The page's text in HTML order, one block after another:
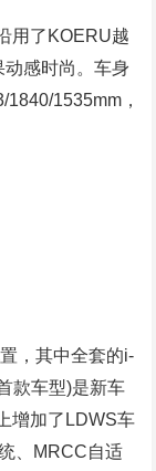
用了KOERU越
动感时尚。车身
1535mm，
，其中全套的i-
款车型)是新车
增加了LDWS车
、MRCC自适